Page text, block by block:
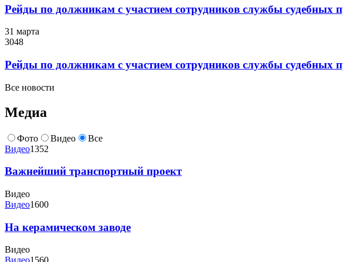
Рейды по должникам с участием сотрудников службы судебных
31 марта
3048
Рейды по должникам с участием сотрудников службы судебных
Все новости
Медиа
Фото Видео
Все
Видео1352
Важнейший транспортный проект
Видео
Видео1600
На керамическом заводе
Видео